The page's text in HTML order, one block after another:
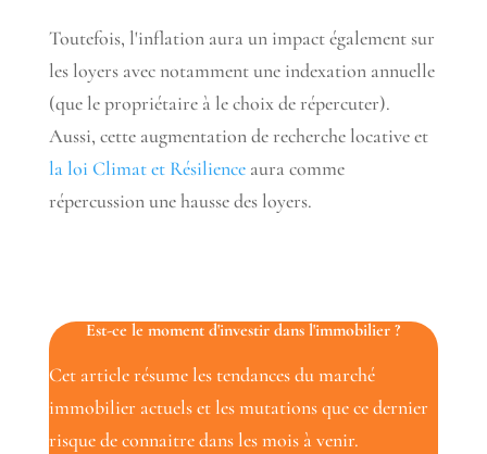
Toutefois, l'inflation aura un impact également sur
les loyers avec notamment une indexation annuelle
(que le propriétaire à le choix de répercuter).
Aussi, cette augmentation de recherche locative et
la loi Climat et Résilienceaura comme
répercussion une hausse des loyers.
Est-ce le moment d'investir dans l'immobilier ?
Cet article résume les tendances du marché
immobilier actuels et les mutations que ce dernier
risque de connaitre dans les mois à venir.